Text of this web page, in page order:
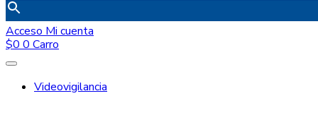
Acceso Mi cuenta
$0 0 Carro
Videovigilancia